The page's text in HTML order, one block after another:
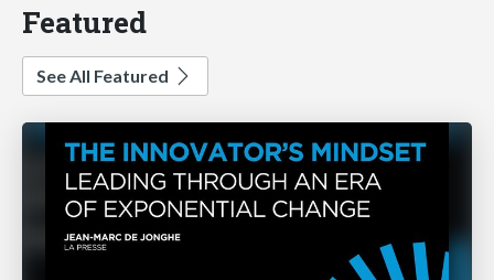
Featured
See All Featured